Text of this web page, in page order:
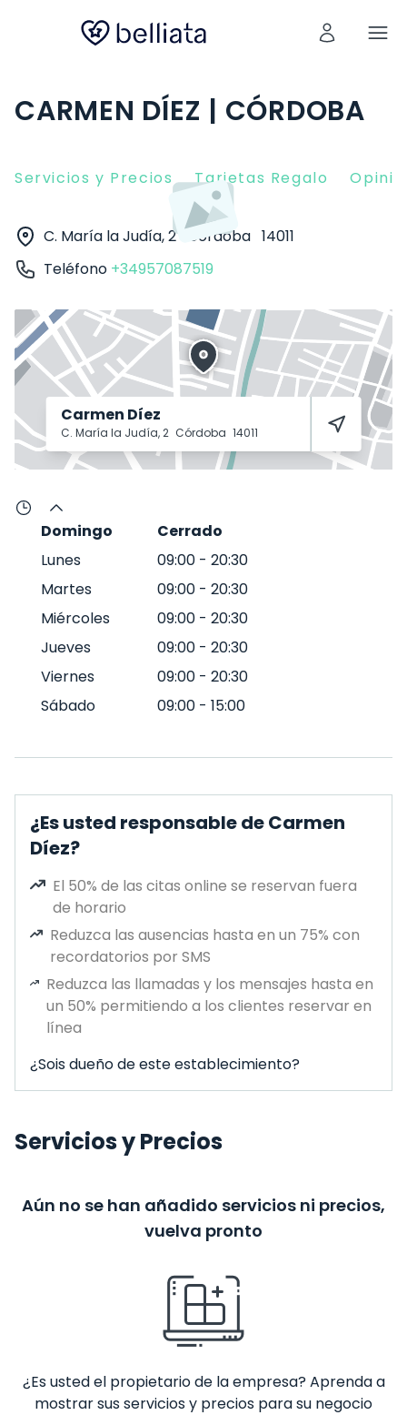
CARMEN DÍEZ | CÓRDOBA
Servicios y Precios Tarjetas Regalo
C. María la Judía, 2 Córdoba 14011
Teléfono +34957087519
Carmen Díez
C. María la Judía, 2 Córdoba 14011
Domingo
Cerrado
Lunes
09:00 - 20:30
Martes
09:00 - 20:30
Miércoles
09:00 - 20:30
Jueves
09:00 - 20:30
Viernes
09:00 - 20:30
Sábado
09:00 - 15:00
¿Es usted responsable de Carmen
Díez?
El 50% de las citas online se reservan fuera
de horario
Reduzca las ausencias hasta en un 75% con
recordatorios por SMS
Reduzca las llamadas y los mensajes hasta en
un 50% permitiendo a los clientes reservar en
línea
¿Sois dueño de este establecimiento?
Servicios y Precios
Aún no se han añadido servicios ni precios,
vuelva pronto
¿Es usted el propietario de la empresa? Aprenda a
mostrar sus servicios y precios para su negocio